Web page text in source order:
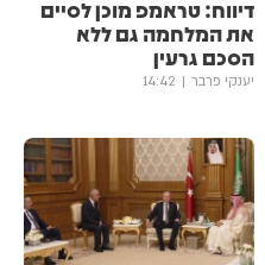
דיווח: טראמפ מוכן לסיים
את המלחמה גם ללא
הסכם גרעין
יענקי פרבר 14:42